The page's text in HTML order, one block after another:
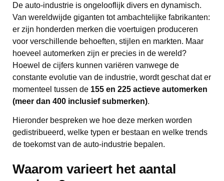
De auto-industrie is ongelooflijk divers en dynamisch.
Van wereldwijde giganten tot ambachtelijke fabrikanten:
er zijn honderden merken die voertuigen produceren
voor verschillende behoeften, stijlen en markten. Maar
hoeveel automerken zijn er precies in de wereld?
Hoewel de cijfers kunnen variëren vanwege de
constante evolutie van de industrie, wordt geschat dat er
momenteel tussen de 155 en 225 actieve automerken
(meer dan 400 inclusief submerken).
Hieronder bespreken we hoe deze merken worden
gedistribueerd, welke typen er bestaan en welke trends
de toekomst van de auto-industrie bepalen.
Waarom varieert het aantal